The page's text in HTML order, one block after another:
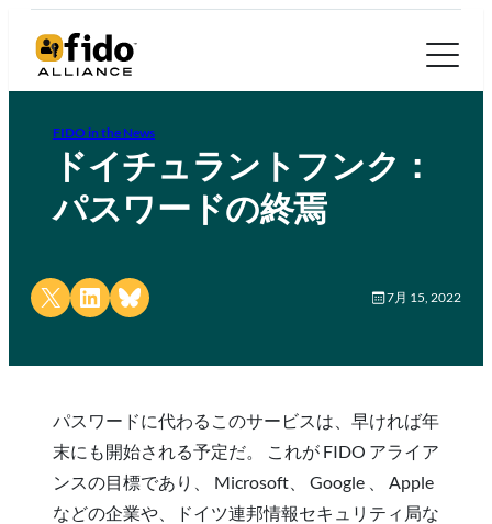
FIDO in the News
ドイチュラントフンク：
パスワードの終焉
Share on X Share on LinkedIn
Share on Bluesky 7月 15, 2022
パスワードに代わるこのサービスは、早ければ年
末にも開始される予定だ。 これが FIDO アライア
ンスの目標であり、 Microsoft、 Google 、 Apple
などの企業や、ドイツ連邦情報セキュリティ局な